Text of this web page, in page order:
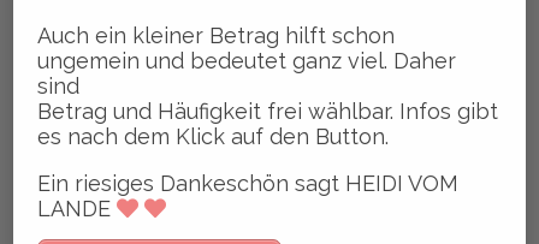
Ein riesiges Dankeschön sagt
HEIDI VOM LANDE
♡ Ja, ich will
Auch ein kleiner Betrag hilft schon
ungemein und bedeutet ganz viel. Daher
sind
Betrag und Häufigkeit frei wählbar. Infos gibt
es nach dem Klick auf den Button.
Ein riesiges Dankeschön sagt HEIDI VOM
LANDE